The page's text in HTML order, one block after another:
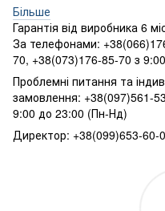
Більше
Гарантія від виробника 6
За телефонами:
70, +38(073)176-85-70 з
Проблемні питання та
замовлення: +38(097)561-
9:00 до 23:00 (Пн-Нд)
Директор: +38(099)653-60-